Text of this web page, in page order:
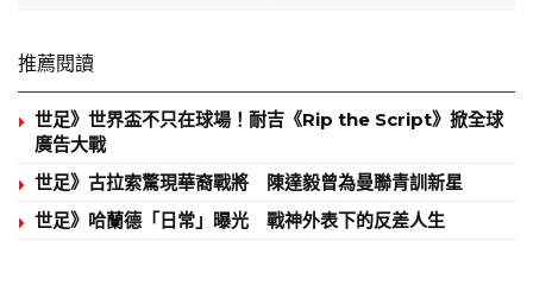
推薦閱讀
世足》世界盃不只在球場！耐吉《Rip the Script》掀全球
廣告大戰
世足》古拉索驚現華裔戰將 陳達毅曾為曼聯青訓新星
世足》哈蘭德「日常」曝光 戰神外表下的反差人生